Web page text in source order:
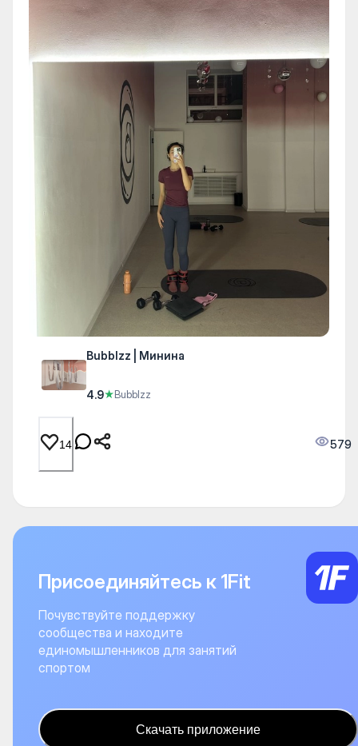
Bubblzz | Минина
4.9★Bubblzz
14 579
Присоединяйтесь к 1Fit
Почувствуйте поддержку
сообщества и находите
единомышленников для занятий
спортом
Скачать приложение